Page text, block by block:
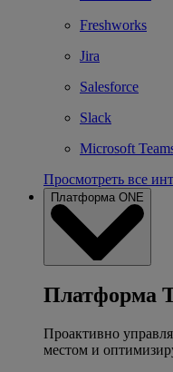
Freshworks
Jira
Salesforce
Slack
Microsoft
Просмотреть все
Платформа ONE
Платформа
Проактивно
местом и